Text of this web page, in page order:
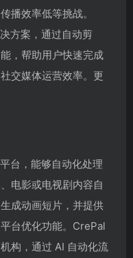
播效率低等挑战。
方案，通过自动剪
，帮助用户快速完成
交媒体运营效率。更
台，能够自动化处理
电影或电视剧内容自
成动画短片，并提供
台优化功能。CrePal
构，通过 AI 自动化流